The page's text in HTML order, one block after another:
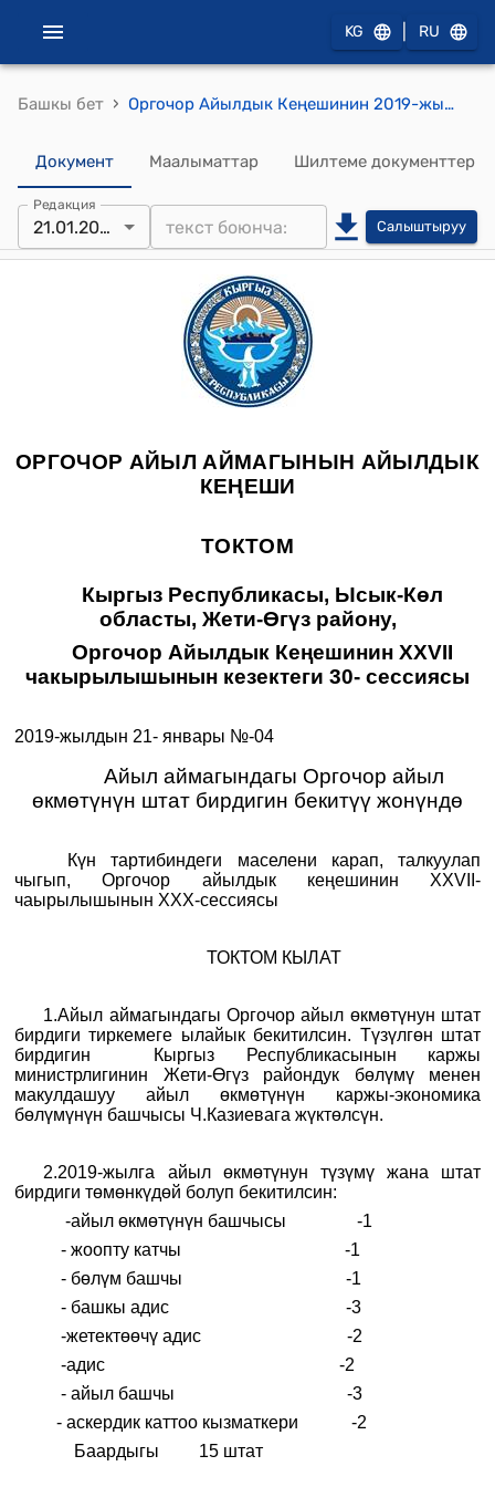
KG RU
Башкы бет › Оргочор Айылдык Кеңешинин 2019-жылдын 21-январындагы №-04 "Айыл аймагындагы Оргочор айыл өкмөтүнүн штат бирдигин бекитүү жонүндө" токтому
Документ Маалыматтар Шилтеме документтер
Редакция
21.01.2019 Салыштыруу